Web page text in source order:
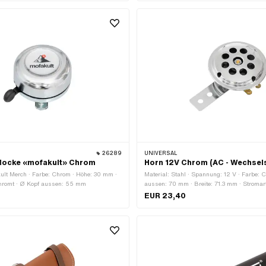
26289
«mofakult» Chrom
Merch · Farbe: Chrom · Höhe: 30 mm ·
· Ø Kopf aussen: 55 mm
UNIVERSAL
Horn 12V Chrom (AC -
Material: Stahl · Spannung: 12 V · Farbe:
aussen: 70 mm · Breite: 71.3 mm ·
(AC) · Höhe: 36 mm · Befestigungsart:
Oberfläche: verchromt · Gesamtlänge: 105
EUR 23,40